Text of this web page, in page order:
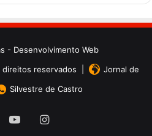
- Desenvolvimento Web
direitos reservados |
Jornal de
Silvestre de Castro
YouTubeInstagram